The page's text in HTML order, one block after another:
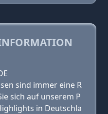
sind immer eine R
sich auf unserem P
in Deutschla